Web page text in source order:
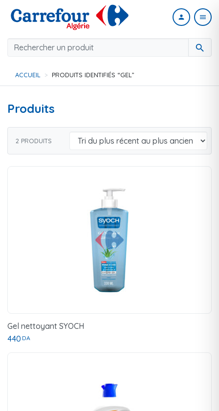
search
person menu
ACCUEIL PRODUITS IDENTIFIÉS “GEL”
Produits
2 PRODUITS
Gel nettoyant SYOCH
440 DA